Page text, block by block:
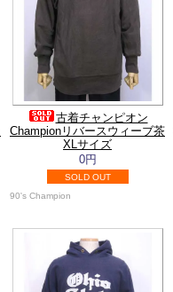
古着チャンピオン
Championリバースウィーブ茶
XLサイズ
0円
SOLD OUT
90's Champion